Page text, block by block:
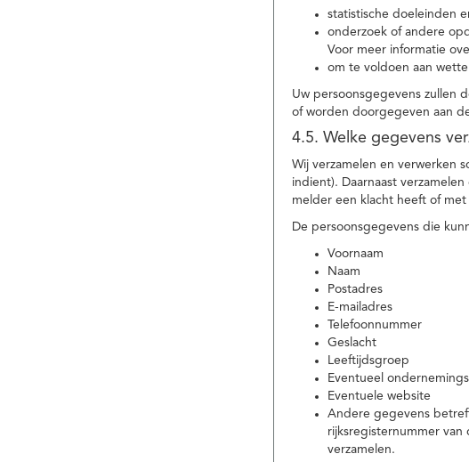
statistische doeleinden
onderzoek of andere
Voor meer informatie
om te voldoen aan
Uw persoonsgegevens zullen
of worden doorgegeven aan
4.5. Welke gegevens
Wij verzamelen en verwerken
indient). Daarnaast
melder een klacht heeft of
De persoonsgegevens die
Voornaam
Naam
Postadres
E-mailadres
Telefoonnummer
Geslacht
Leeftijdsgroep
Eventueel
Eventuele website
Andere gegevens
rijksregisternummer
verzamelen.